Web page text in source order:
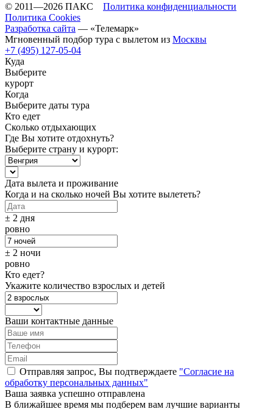
© 2011—2026 ПАКС Политика конфиденциальности
Политика Cookies
Разработка сайта — «Телемарк»
Мгновенный подбор тура с вылетом из Москвы
+7 (495) 127-05-04
Куда
Выберите
курорт
Когда
Выберите даты тура
Кто едет
Сколько отдыхающих
Где Вы хотите отдохнуть?
Выберите страну и курорт:
Дата вылета и проживание
Когда и на сколько ночей Вы хотите вылететь?
± 2 дня
ровно
± 2 ночи
ровно
Кто едет?
Укажите количество взрослых и детей
Ваши контактные данные
Отправляя запрос, Вы подтверждаете "Согласие на
обработку персональных данных"
Ваша заявка успешно отправлена
В ближайшее время мы подберем вам лучшие варианты